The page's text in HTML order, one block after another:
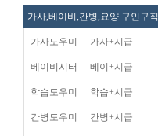
가사,베이비,간병,요양 구인구직
가사도우미 가사+시급
베이비시터 베이+시급
학습도우미 학습+시급
간병도우미 간병+시급